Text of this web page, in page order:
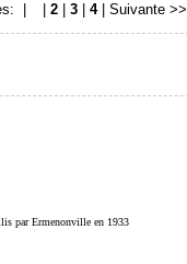
| 2 3 4| Suivante >>
par Ermenonville en 1933